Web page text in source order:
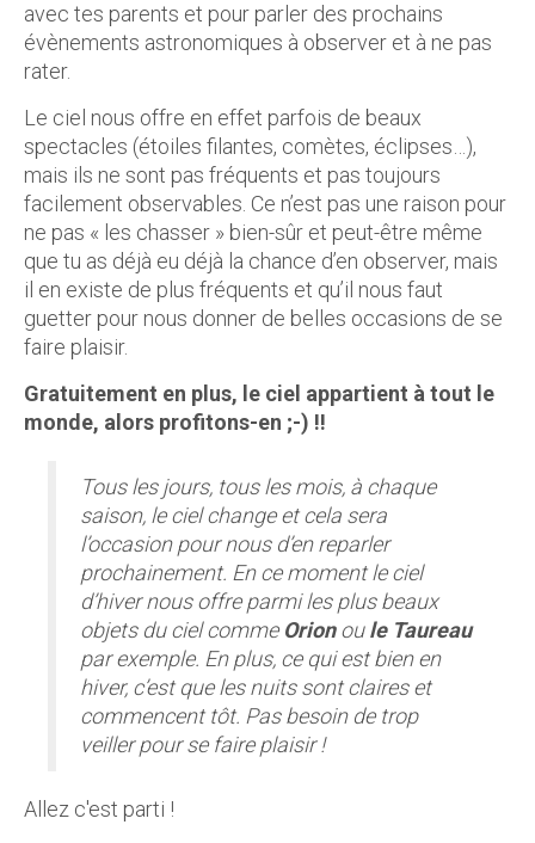
avec tes parents et pour parler des prochains
évènements astronomiques à observer et à ne pas
rater.
Le ciel nous offre en effet parfois de beaux
spectacles (étoiles filantes, comètes, éclipses…),
mais ils ne sont pas fréquents et pas toujours
facilement observables. Ce n’est pas une raison pour
ne pas « les chasser » bien-sûr et peut-être même
que tu as déjà eu déjà la chance d’en observer, mais
il en existe de plus fréquents et qu’il nous faut
guetter pour nous donner de belles occasions de se
faire plaisir.
Gratuitement en plus, le ciel appartient à tout le
monde, alors profitons-en ;-) !!
Tous les jours, tous les mois, à chaque
saison, le ciel change et cela sera
l’occasion pour nous d’en reparler
prochainement. En ce moment le ciel
d’hiver nous offre parmi les plus beaux
objets du ciel comme Orionoule Taureau
par exemple. En plus, ce qui est bien en
hiver, c’est que les nuits sont claires et
commencent tôt. Pas besoin de trop
veiller pour se faire plaisir !
Allez c'est parti !